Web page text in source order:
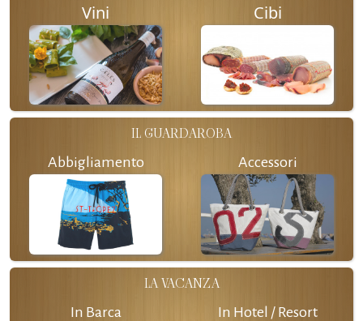
Vini Cibi
IL GUARDAROBA
Abbigliamento Accessori
LA VACANZA
In Barca In Hotel / Resort